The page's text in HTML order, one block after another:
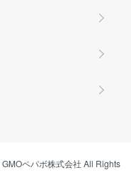
GMOペパボ株式会社 All Rights